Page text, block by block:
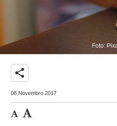
Foto:
share
08 Novembro 2017